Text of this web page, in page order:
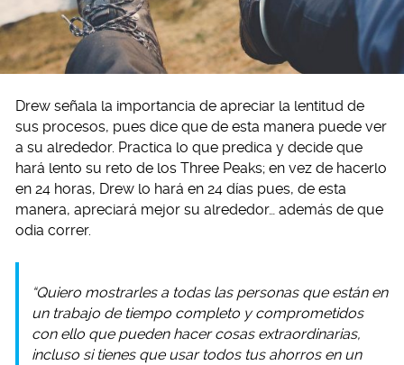
Drew señala la importancia de apreciar la lentitud de
sus procesos, pues dice que de esta manera puede ver
a su alrededor. Practica lo que predica y decide que
hará lento su reto de los Three Peaks; en vez de hacerlo
en 24 horas, Drew lo hará en 24 días pues, de esta
manera, apreciará mejor su alrededor… además de que
odia correr.
“Quiero mostrarles a todas las personas que están en
un trabajo de tiempo completo y comprometidos
con ello que pueden hacer cosas extraordinarias,
incluso si tienes que usar todos tus ahorros en un